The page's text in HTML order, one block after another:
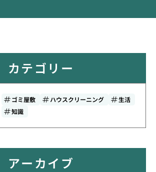
カテゴリー
ゴミ屋敷 ハウスクリーニング
生活
知識
アーカイブ